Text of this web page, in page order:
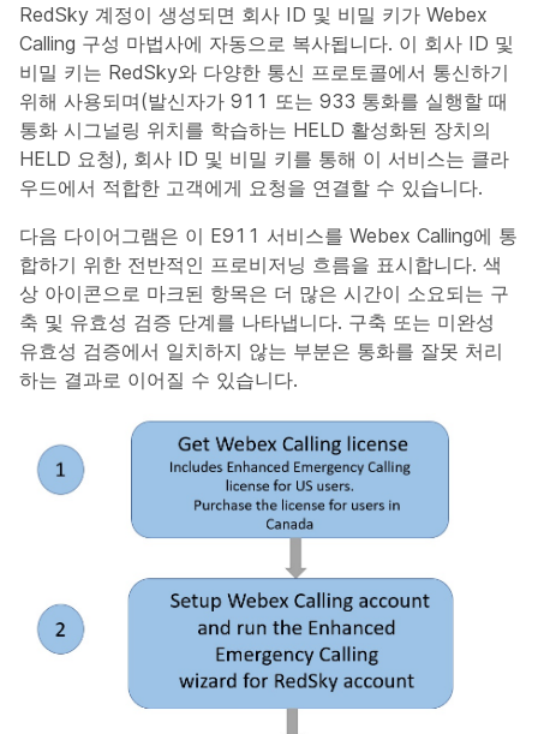
RedSky 계정이 생성되면 회사 ID 및 비밀 키가 Webex
Calling 구성 마법사에 자동으로 복사됩니다. 이 회사 ID 및
비밀 키는 RedSky와 다양한 통신 프로토콜에서 통신하기
위해 사용되며(발신자가 911 또는 933 통화를 실행할 때
통화 시그널링 위치를 학습하는 HELD 활성화된 장치의
HELD 요청), 회사 ID 및 비밀 키를 통해 이 서비스는 클라
우드에서 적합한 고객에게 요청을 연결할 수 있습니다.
다음 다이어그램은 이 E911 서비스를 Webex Calling에 통
합하기 위한 전반적인 프로비저닝 흐름을 표시합니다. 색
상 아이콘으로 마크된 항목은 더 많은 시간이 소요되는 구
축 및 유효성 검증 단계를 나타냅니다. 구축 또는 미완성
유효성 검증에서 일치하지 않는 부분은 통화를 잘못 처리
하는 결과로 이어질 수 있습니다.